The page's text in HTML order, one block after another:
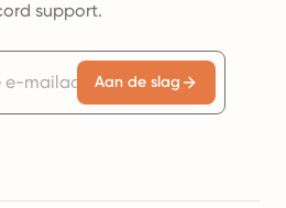
support.
Aan de slag